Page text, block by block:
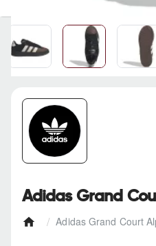
Adidas Grand Court
Adidas Grand